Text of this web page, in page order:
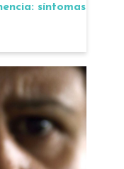
síntomas